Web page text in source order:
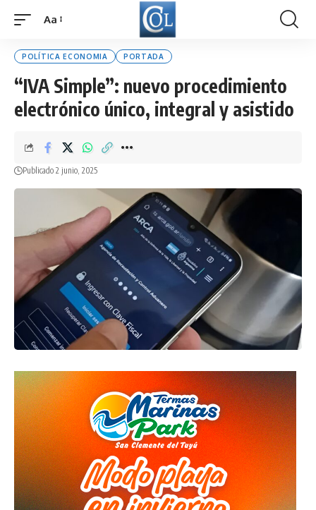
Font
Aa
POLÍTICA ECONOMIA PORTADA
“IVA Simple”: nuevo procedimiento
electrónico único, integral y asistido
Publicado 2 junio, 2025